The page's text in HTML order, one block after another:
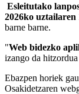
Esleitutako
2026ko uztailaren
barne barne.
"Web bidezko
izango da
Ebazpen horiek
Osakidetzaren